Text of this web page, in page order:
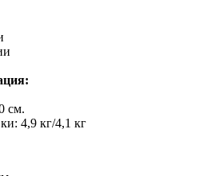
см.
4,9 кг/4,1 кг